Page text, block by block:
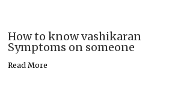
How to know vashikaran
Symptoms on someone
Read More